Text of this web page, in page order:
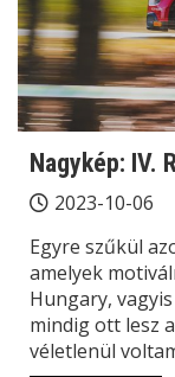
Nagykép: IV.
2023-10-06
Egyre szűkül
amelyek
Hungary,
mindig ott lesz
véletlenül